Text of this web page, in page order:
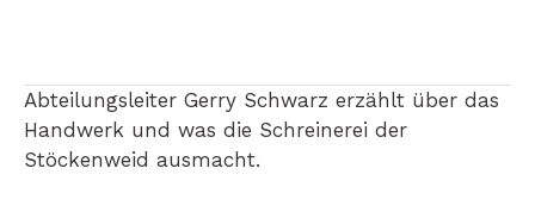
Abteilungsleiter Gerry Schwarz erzählt über das
Handwerk und was die Schreinerei der
Stöckenweid ausmacht.